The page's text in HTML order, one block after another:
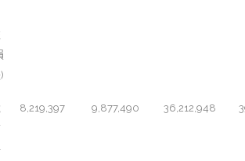
8,219,397 9,877,490 36,212,948